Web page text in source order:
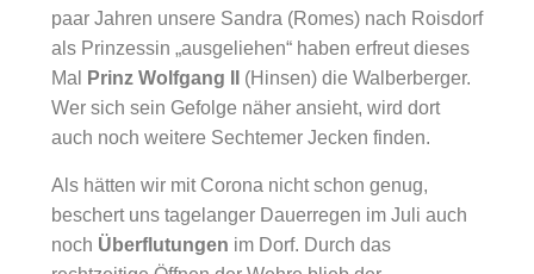
paar Jahren unsere Sandra (Romes) nach Roisdorf
als Prinzessin „ausgeliehen“ haben erfreut dieses
Mal
Prinz Wolfgang II
(Hinsen) die Walberberger.
Wer sich sein Gefolge näher ansieht, wird dort
auch noch weitere Sechtemer Jecken finden.
Als hätten wir mit Corona nicht schon genug,
beschert uns tagelanger Dauerregen im Juli auch
noch Überflutungen im Dorf. Durch das